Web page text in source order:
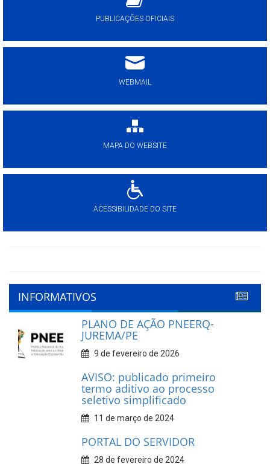
PUBLICAÇÕES OFICIAIS
WEBMAIL
MAPA DO WEBSITE
ACESSIBILIDADE DO SITE
INFORMATIVOS
PLANO DE AÇÃO PNEERQ-
JUREMA/PE
9 de fevereiro de 2026
AVISO: publicado primeiro
termo aditivo ao processo
seletivo simplificado
11 de março de 2024
PORTAL DO SERVIDOR
28 de fevereiro de 2024